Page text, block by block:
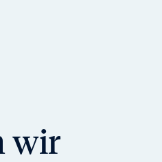
wir